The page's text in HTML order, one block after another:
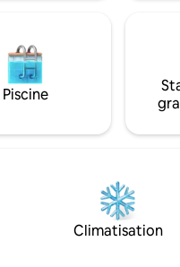
Piscine
Climatisation